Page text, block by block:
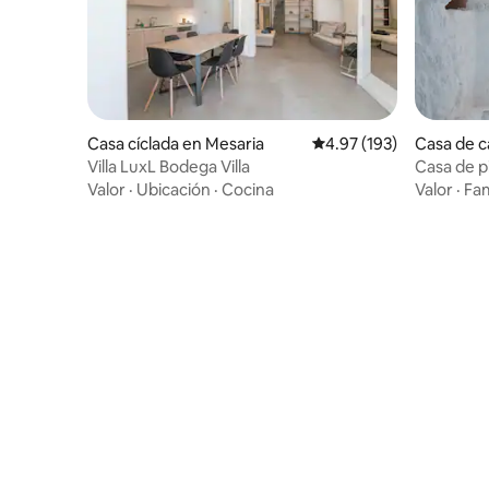
Casa cíclada en Mesaria Calificación promedio:
4.97 (193)
Villa LuxL Bodega Villa
Valor · Ubicación · Cocina
Casa de
Casa de
Valor ·